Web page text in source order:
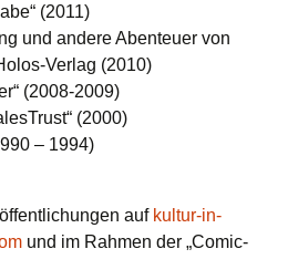
(2011)
und andere Abenteuer von
Verlag (2010)
(2008-2009)
(2000)
– 1994)
auf kultur-in-
und im Rahmen der „Comic-